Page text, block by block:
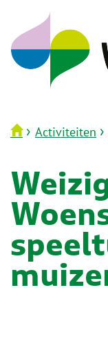
naar
inhoud
› Activiteiten ›